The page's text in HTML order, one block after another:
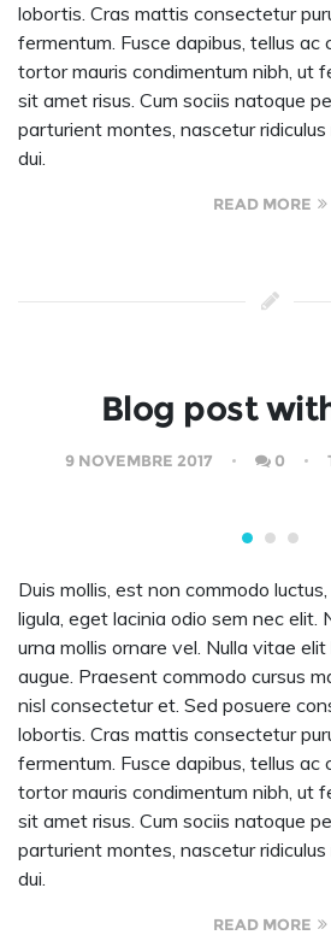
lobortis. Cras mattis consectetur
fermentum. Fusce dapibus, tellus ac
tortor mauris condimentum nibh, ut
sit amet risus. Cum sociis natoque
parturient montes, nascetur
dui.
READ MORE
Blog post
9 NOVEMBRE 2017 0
Duis mollis, est non commodo
ligula, eget lacinia odio sem nec elit.
urna mollis ornare vel. Nulla vitae
augue. Praesent commodo cursus
nisl consectetur et. Sed posuere
lobortis. Cras mattis consectetur
fermentum. Fusce dapibus, tellus ac
tortor mauris condimentum nibh, ut
sit amet risus. Cum sociis natoque
parturient montes, nascetur
dui.
READ MORE